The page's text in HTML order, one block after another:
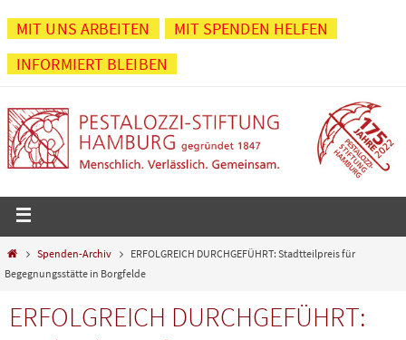
Zum
Inhalt
springen
MIT UNS ARBEITEN
MIT SPENDEN HELFEN
INFORMIERT BLEIBEN
StartSpenden-Archiv
ERFOLGREICH DURCHGEFÜHRT: Stadtteilpreis für
Begegnungsstätte in Borgfelde
ERFOLGREICH DURCHGEFÜHRT: